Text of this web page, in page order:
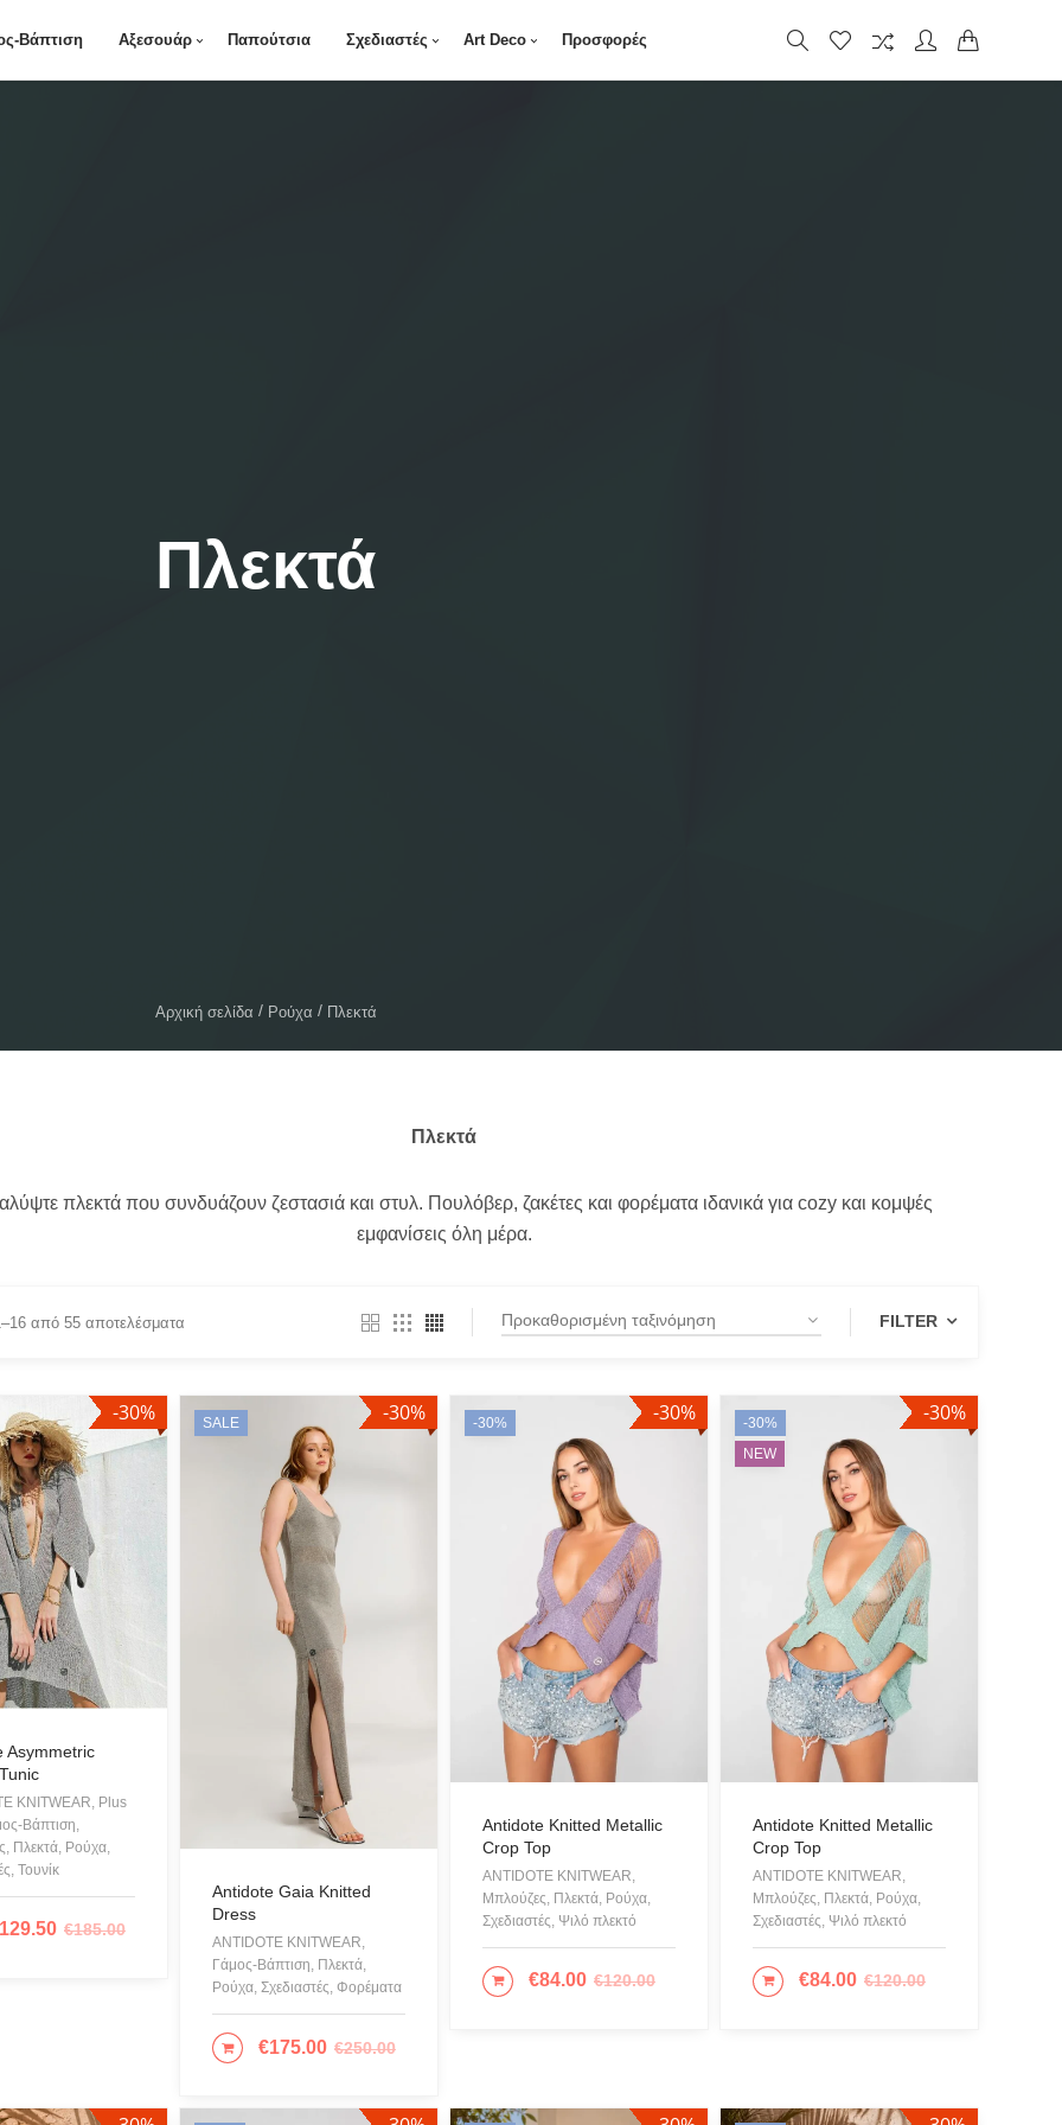
Βάπτιση Αξεσουάρ Παπούτσια Σχεδιαστές Art Deco Προσφορές
Πλεκτά
Αρχική σελίδα Ρούχα Πλεκτά
Πλεκτά
πλεκτά που συνδυάζουν ζεστασιά και στυλ. Πουλόβερ, ζακέτες και φορέματα ιδανικά για cozy και κομψές
εμφανίσεις όλη μέρα.
από 55 αποτελέσματα FILTER
FILTER BY
Baby-Blue
Bordeaux
Grey
Khaki
Lime (1)
Mint (1)
PRODUCT CATEGORIES
Actitude Twinset
ANTIDOTE KNITWEAR
ARGALIOS
Art Deco
BUFFALO
C-THROU
CABAIA
CANADIAN CLASSICS
CHIARA FERRAGNI
Cotazur Swimwear
CRUEL
Cruel Accessories
DESIGUAL
ICE PLAY BY ICEBERG
-30%
Asymmetric
KNITWEAR, Plus
Βάπτιση,
Πλεκτά, Ρούχα,
Τουνίκ
€185.00
129.50
SALE -30%
Antidote Gaia Knitted
Dress
ANTIDOTE KNITWEAR,
Γάμος-Βάπτιση, Πλεκτά,
Ρούχα, Σχεδιαστές, Φορέματα
€250.00
€175.00
ΕΠΙΛΟΓΉ
-30% -30%
Antidote Knitted Metallic
Crop Top
ANTIDOTE KNITWEAR,
Μπλούζες, Πλεκτά, Ρούχα,
Σχεδιαστές, Ψιλό πλεκτό
€120.00
€84.00
ΠΡΟΣΘΉΚΗ ΣΤΟ ΚΑΛΆΘΙ
-30%
NEW
-30%
Antidote Knitted Metallic
Crop Top
ANTIDOTE KNITWEAR,
Μπλούζες, Πλεκτά, Ρούχα,
Σχεδιαστές, Ψιλό πλεκτό
€120.00
€84.00
ΠΡΟΣΘΉΚΗ ΣΤΟ ΚΑΛΆΘΙ